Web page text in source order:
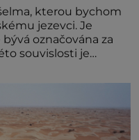
kterou bychom
jezevci. Je
označována za
souvislosti je